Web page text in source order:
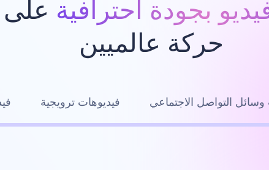
بجودة احترافية
حركة عالميين
وسائل التواصل الاجتماعي فيديوهات ترويجية